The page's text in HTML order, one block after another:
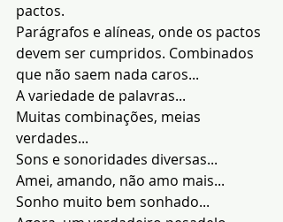
pactos.
Parágrafos e alíneas, onde os pactos
devem ser cumpridos. Combinados
que não saem nada caros...
A variedade de palavras...
Muitas combinações, meias
verdades...
Sons e sonoridades diversas...
Amei, amando, não amo mais...
Sonho muito bem sonhado...